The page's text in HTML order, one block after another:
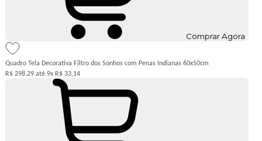
Comprar Agora
Quadro Tela Decorativa Filtro dos Sonhos com Penas Indianas 60x50cm
R$ 298,29
9x R$ 33,14